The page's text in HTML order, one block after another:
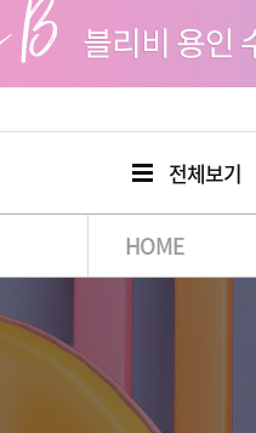
전체보기
HOME